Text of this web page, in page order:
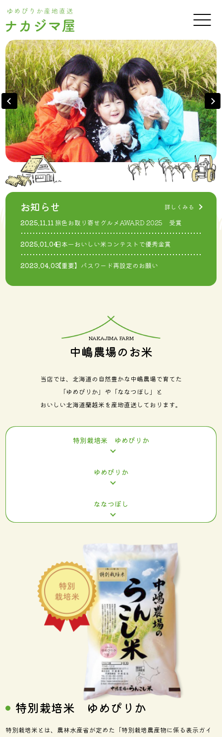
お知らせ 詳しくみる
2025.11.11 旅色お取り寄せグルメAWARD 2025 受賞
2025.01.04日本一おいしい米コンテストで優秀金賞
2023.04.03【重要】パスワード再設定のお願い
中嶋農場のお米
当店では、北海道の自然豊かな中嶋農場で育てた
「ゆめぴりか」や「ななつぼし」と
おいしい北海道蘭越米を産地直送しております。
特別栽培米 ゆめぴりか
ゆめぴりか
ななつぼし
特別栽培米 ゆめぴりか
特別栽培米とは、農林水産省が定めた「特別栽培農産物に係る表示ガイ